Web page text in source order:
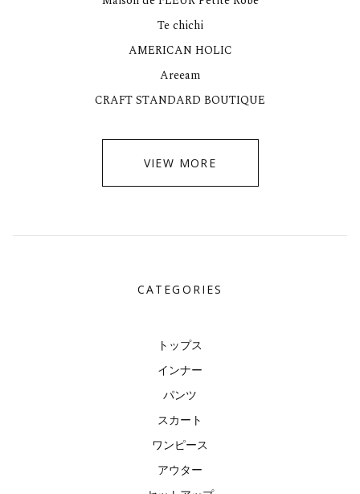
Te chichi
AMERICAN HOLIC
Areeam
CRAFT STANDARD BOUTIQUE
VIEW MORE
CATEGORIES
トップス
インナー
パンツ
スカート
ワンピース
アウター